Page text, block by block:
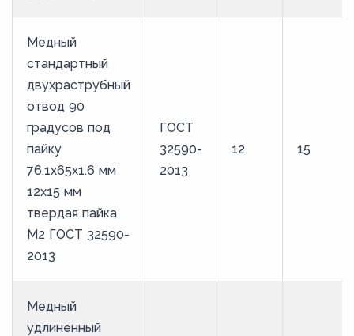
Медный
стандартный
двухраструбный
отвод 90
градусов под
пайку
76.1х65х1.6 мм
12х15 мм
твердая пайка
М2 ГОСТ 32590-
2013
ГОСТ
32590-
2013
12 15
Медный
удлиненный